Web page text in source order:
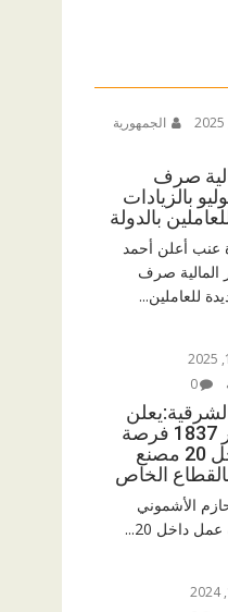
الجمهورية
صرف
بالزيادات
بالدولة
عنب أعلن أحمد
المالية صرف
للعاملين...
0
عن توفير 1837 فرصة
عمل داخل 20 مصنع
الخاص
الأشموني